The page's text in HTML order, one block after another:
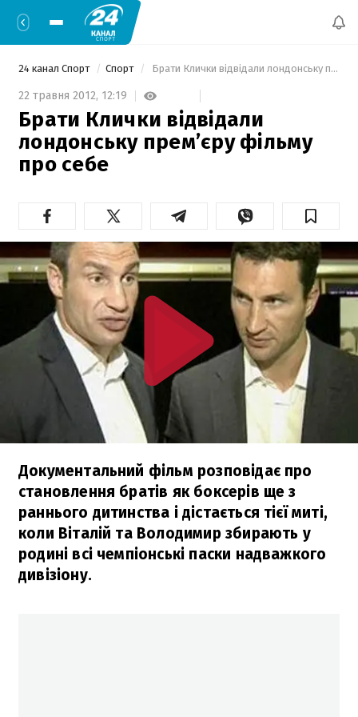
24 канал Спорт Спорт Брати Клички відвідали лондонську прем’єру фільму про себе
22 травня 2012, 12:19
Брати Клички відвідали
лондонську прем’єру фільму
про себе
Документальний фільм розповідає про
становлення братів як боксерів ще з
раннього дитинства і дістається тієї миті,
коли Віталій та Володимир збирають у
родині всі чемпіонські паски надважкого
дивізіону.